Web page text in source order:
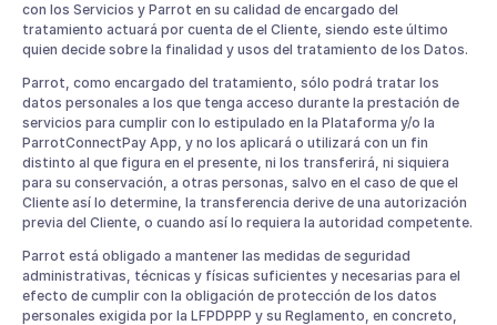
con los Servicios y Parrot en su calidad de encargado del
tratamiento actuará por cuenta de el Cliente, siendo este último
quien decide sobre la finalidad y usos del tratamiento de los Datos.
Parrot, como encargado del tratamiento, sólo podrá tratar los
datos personales a los que tenga acceso durante la prestación de
servicios para cumplir con lo estipulado en la Plataforma y/o la
ParrotConnectPay App, y no los aplicará o utilizará con un fin
distinto al que figura en el presente, ni los transferirá, ni siquiera
para su conservación, a otras personas, salvo en el caso de que el
Cliente así lo determine, la transferencia derive de una autorización
previa del Cliente, o cuando así lo requiera la autoridad competente.
Parrot está obligado a mantener las medidas de seguridad
administrativas, técnicas y físicas suficientes y necesarias para el
efecto de cumplir con la obligación de protección de los datos
personales exigida por la LFPDPPP y su Reglamento, en concreto,